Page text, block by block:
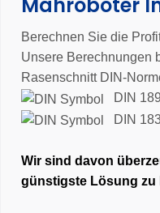
Mähroboter
Berechnen Sie die
Unsere Berechnungen
Rasenschnitt DIN-
DIN
DIN
Wir sind davon
günstigste Lösung zu